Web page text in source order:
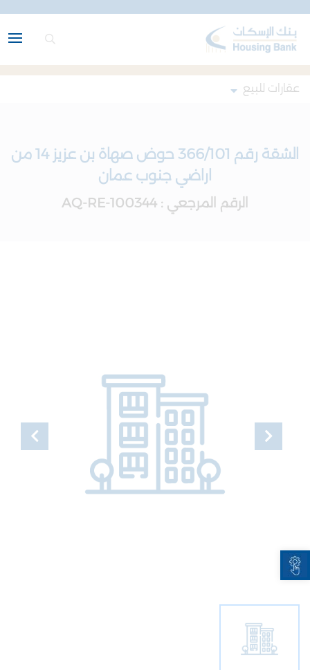
Open toolbar
عقارات للبيع
الشقة رقم 366/101 حوض صهاة بن عزيز 14 من
اراضي جنوب عمان
الرقم المرجعي : AQ-RE-100344